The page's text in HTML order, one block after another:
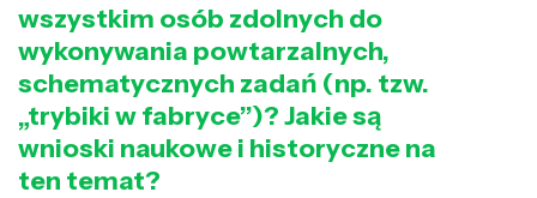
wszystkim osób zdolnych do
wykonywania powtarzalnych,
schematycznych zadań (np. tzw.
„trybiki w fabryce”)? Jakie są
wnioski naukowe i historyczne na
ten temat?